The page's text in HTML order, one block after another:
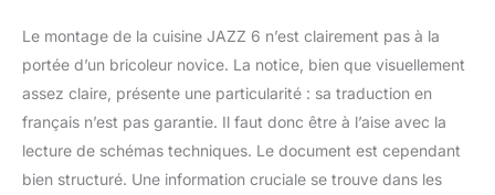
soigneusement
sélectionnés et
renommés. Ce produit
est livré en plusieurs
colis. Ils peuvent être
livrés à différents
moments
Le montage de la cuisine JAZZ 6 n’est clairement pas à la
portée d’un bricoleur novice. La notice, bien que visuellement
assez claire, présente une particularité : sa traduction en
français n’est pas garantie. Il faut donc être à l’aise avec la
lecture de schémas techniques. Le document est cependant
bien structuré. Une information cruciale se trouve dans les